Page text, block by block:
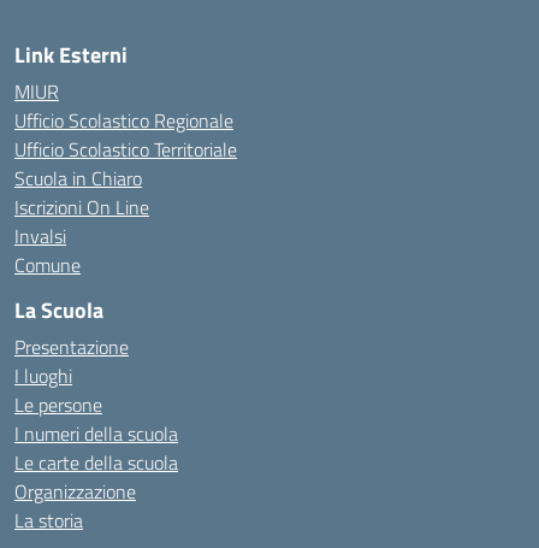
Link Esterni
MIUR
Ufficio Scolastico Regionale
Ufficio Scolastico Territoriale
Scuola in Chiaro
Iscrizioni On Line
Invalsi
Comune
La Scuola
Presentazione
I luoghi
Le persone
I numeri della scuola
Le carte della scuola
Organizzazione
La storia